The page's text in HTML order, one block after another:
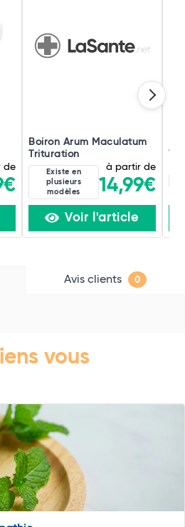
de
Boiron Arum Maculatum
Trituration
Existe en
plusieurs
modèles
à partir de
14,99€
Voir l'article
Avis clients 0
vous